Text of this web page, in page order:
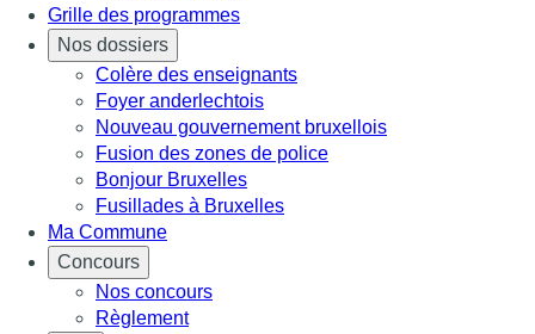
Grille des programmes
Nos dossiers
Colère des enseignants
Foyer anderlechtois
Nouveau gouvernement bruxellois
Fusion des zones de police
Bonjour Bruxelles
Fusillades à Bruxelles
Ma Commune
Concours
Nos concours
Règlement